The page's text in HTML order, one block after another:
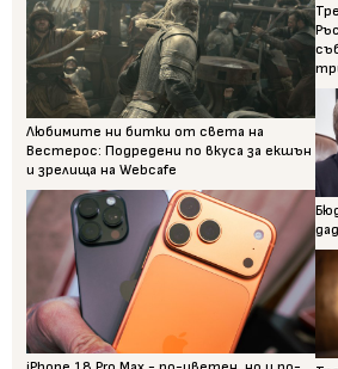
Любимите ни битки от света на
Вестерос: Подредени по вкуса за екшън
и зрелища на Webcafe